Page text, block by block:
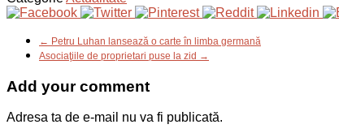
← Petru Luhan lansează o carte în limba germană
Asociaţiile de proprietari puse la zid →
Add your comment
Adresa ta de e-mail nu va fi publicată.